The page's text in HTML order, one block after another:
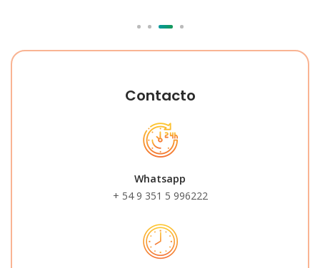
Contacto
Whatsapp
+ 54 9 351 5 996222